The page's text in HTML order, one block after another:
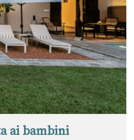
ai bambini